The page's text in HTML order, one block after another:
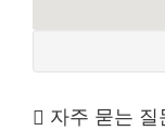
자주 묻는 질